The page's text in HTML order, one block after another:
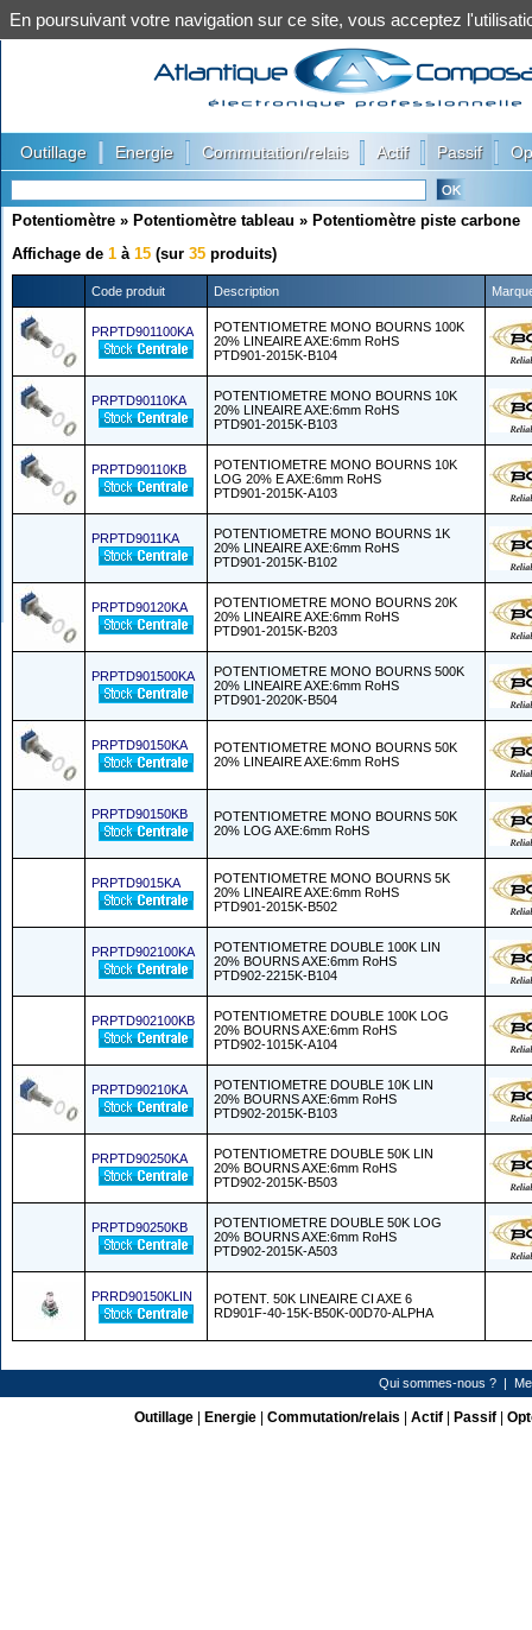
Outillage Energie Commutation/relais Actif Passif
Potentiomètre » Potentiomètre tableau » Potentiomètre piste carbone
Affichage de 1 à 15 (sur 35 produits)
Code produit Description
PRPTD901100KA
POTENTIOMETRE MONO BOURNS 100K
20% LINEAIRE AXE:6mm RoHS
PTD901-2015K-B104
PRPTD90110KA
POTENTIOMETRE MONO BOURNS 10K
20% LINEAIRE AXE:6mm RoHS
PTD901-2015K-B103
PRPTD90110KB
POTENTIOMETRE MONO BOURNS 10K
LOG 20% E AXE:6mm RoHS
PTD901-2015K-A103
PRPTD9011KA
POTENTIOMETRE MONO BOURNS 1K
20% LINEAIRE AXE:6mm RoHS
PTD901-2015K-B102
PRPTD90120KA
POTENTIOMETRE MONO BOURNS 20K
20% LINEAIRE AXE:6mm RoHS
PTD901-2015K-B203
PRPTD901500KA
POTENTIOMETRE MONO BOURNS 500K
20% LINEAIRE AXE:6mm RoHS
PTD901-2020K-B504
PRPTD90150KA
POTENTIOMETRE MONO BOURNS 50K
20% LINEAIRE AXE:6mm RoHS
PRPTD90150KB
POTENTIOMETRE MONO BOURNS 50K
20% LOG AXE:6mm RoHS
PRPTD9015KA
POTENTIOMETRE MONO BOURNS 5K
20% LINEAIRE AXE:6mm RoHS
PTD901-2015K-B502
PRPTD902100KA
POTENTIOMETRE DOUBLE 100K LIN
20% BOURNS AXE:6mm RoHS
PTD902-2215K-B104
PRPTD902100KB
POTENTIOMETRE DOUBLE 100K LOG
20% BOURNS AXE:6mm RoHS
PTD902-1015K-A104
PRPTD90210KA
POTENTIOMETRE DOUBLE 10K LIN
20% BOURNS AXE:6mm RoHS
PTD902-2015K-B103
PRPTD90250KA
POTENTIOMETRE DOUBLE 50K LIN
20% BOURNS AXE:6mm RoHS
PTD902-2015K-B503
PRPTD90250KB
POTENTIOMETRE DOUBLE 50K LOG
20% BOURNS AXE:6mm RoHS
PTD902-2015K-A503
PRRD90150KLIN
POTENT. 50K LINEAIRE CI AXE 6
RD901F-40-15K-B50K-00D70-ALPHA
Qui sommes-nous ? |
Outillage| Energie| Commutation/relais Actif| Passif|
En poursuivant votre navigation sur ce site, vous acceptez